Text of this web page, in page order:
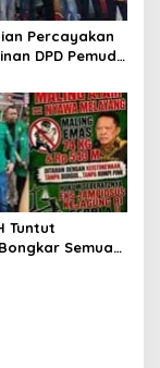
Percayakan
DPD Pemuda
Josef
Tuntut
Semua